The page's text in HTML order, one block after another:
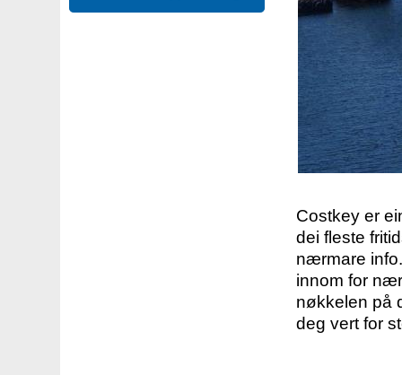
Costkey er
dei fleste
nærmare
innom for
nøkkelen på
deg vert for